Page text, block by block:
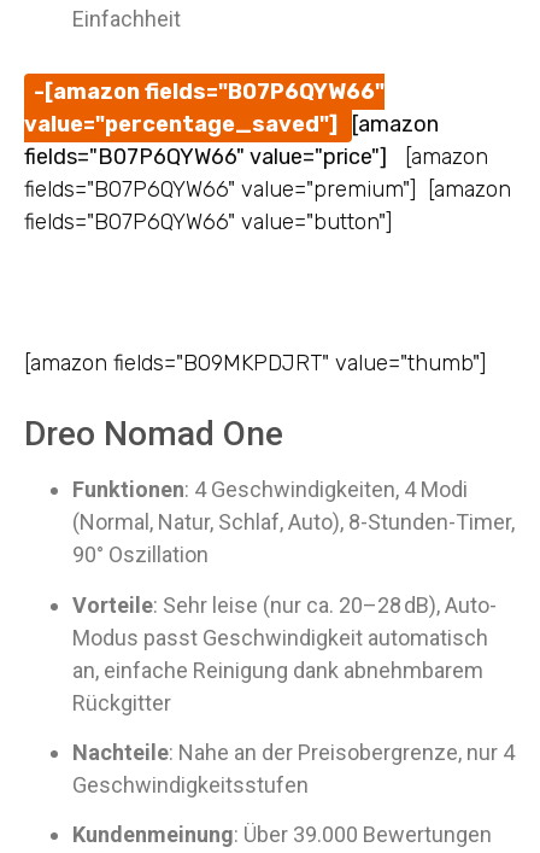
Einfachheit
-[amazon fields="B07P6QYW66"
value="percentage_saved"]
[amazon
fields="B07P6QYW66" value="price"]
[amazon
fields="B07P6QYW66" value="premium"] [amazon
fields="B07P6QYW66" value="button"]
[amazon fields="B09MKPDJRT" value="thumb"]
Dreo Nomad One
Funktionen: 4 Geschwindigkeiten, 4 Modi
(Normal, Natur, Schlaf, Auto), 8-Stunden-Timer,
90° Oszillation
Vorteile: Sehr leise (nur ca. 20–28 dB), Auto-
Modus passt Geschwindigkeit automatisch
an, einfache Reinigung dank abnehmbarem
Rückgitter
Nachteile: Nahe an der Preisobergrenze, nur 4
Geschwindigkeitsstufen
Kundenmeinung: Über 39.000 Bewertungen